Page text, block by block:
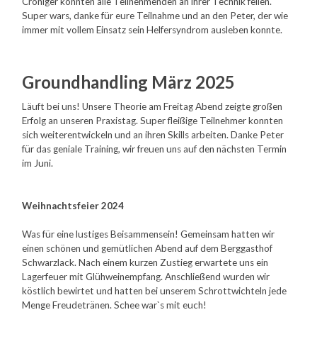
Super wars, danke für eure Teilnahme und an den Peter, der wie
immer mit vollem Einsatz sein Helfersyndrom ausleben konnte.
Groundhandling März 2025
Läuft bei uns! Unsere Theorie am Freitag Abend zeigte großen
Erfolg an unseren Praxistag. Super fleißige Teilnehmer konnten
sich weiterentwickeln und an ihren Skills arbeiten. Danke Peter
für das geniale Training, wir freuen uns auf den nächsten Termin
im Juni.
Weihnachtsfeier 2024
Was für eine lustiges Beisammensein! Gemeinsam hatten wir
einen schönen und gemütlichen Abend auf dem Berggasthof
Schwarzlack. Nach einem kurzen Zustieg erwartete uns ein
Lagerfeuer mit Glühweinempfang. Anschließend wurden wir
köstlich bewirtet und hatten bei unserem Schrottwichteln jede
Menge Freudetränen. Schee war`s mit euch!